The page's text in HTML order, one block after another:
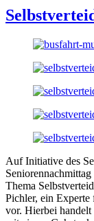
Auf Initiative des
Thema
Pichler, ein Experte
vor. Hierbei